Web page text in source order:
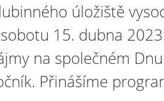
úložiště
15. dubna
na společném
Přinášíme